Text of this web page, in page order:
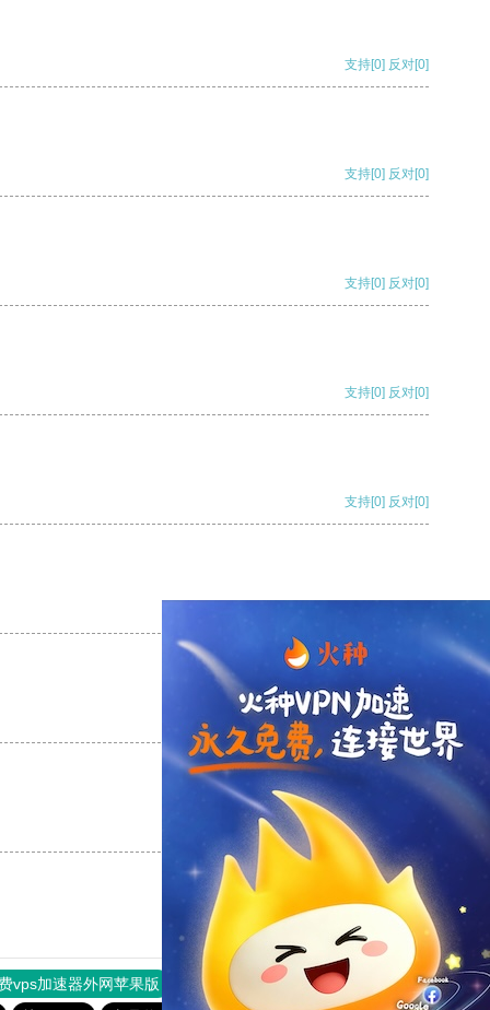
支持[0] 反对[0]
支持[0] 反对[0]
支持[0] 反对[0]
支持[0] 反对[0]
支持[0] 反对[0]
支持 [0] 反对 [0]
支持
vps加速器外网苹果版 旋风加速度器
快连加速器